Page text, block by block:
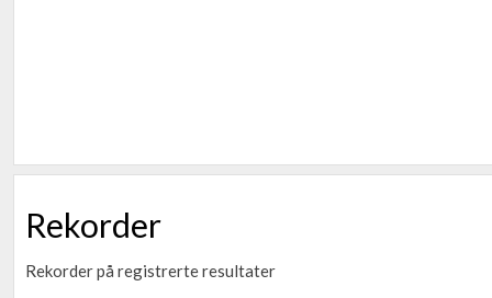
Rekorder
Rekorder på registrerte resultater